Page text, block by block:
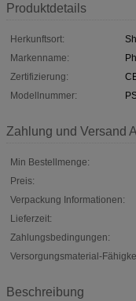
Produktdetails
Herkunftsort:
Markenname:
Zertifizierung:
Modellnummer:
Zahlung und Versand
Min Bestellmenge:
Preis:
Verpackung Informationen:
Lieferzeit:
Zahlungsbedingungen:
Versorgungsmaterial-
Beschreibung